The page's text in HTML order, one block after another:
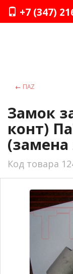
+7 (347)
← ПАZ
Замок
конт)
(замена
Код товара